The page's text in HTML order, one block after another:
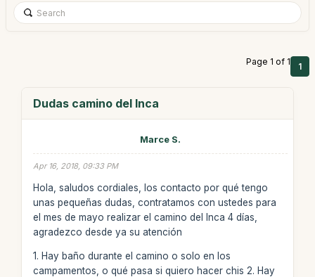
Page 1 of 1 1
Dudas camino del Inca
Marce S.
Apr 16, 2018, 09:33 PM
Hola, saludos cordiales, los contacto por qué tengo
unas pequeñas dudas, contratamos con ustedes para
el mes de mayo realizar el camino del Inca 4 días,
agradezco desde ya su atención
1. Hay baño durante el camino o solo en los
campamentos, o qué pasa si quiero hacer chis 2. Hay